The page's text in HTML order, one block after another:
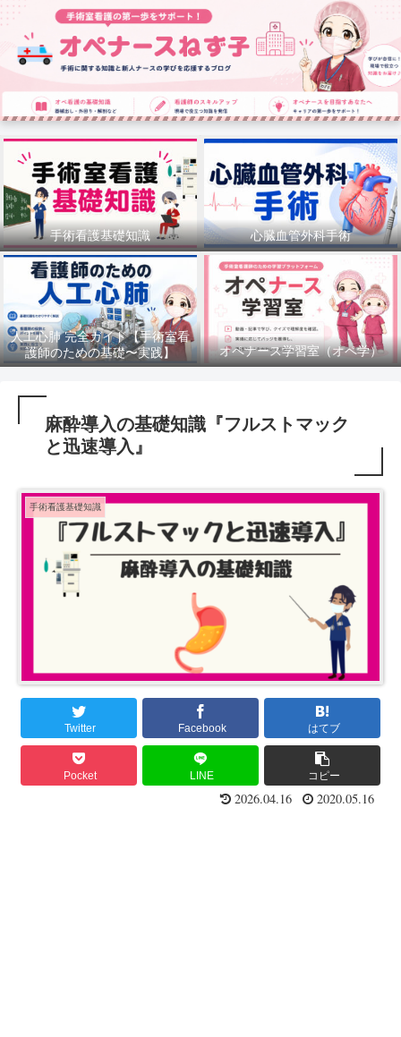
手術看護基礎知識 心臓血管外科手術
人工心肺 完全ガイド【手術室看
護師のための基礎〜実践】
オペナース学習室（オペ学）
麻酔導入の基礎知識『フルストマック
と迅速導入』
手術看護基礎知識
Twitter Facebook はてブ
Pocket LINE コピー
2026.04.16 2020.05.16